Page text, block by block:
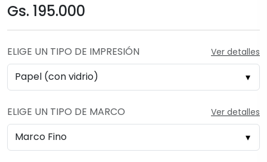
Gs. 195.000
ELIGE UN TIPO DE IMPRESIÓN Ver detalles
ELIGE UN TIPO DE MARCO Ver detalles